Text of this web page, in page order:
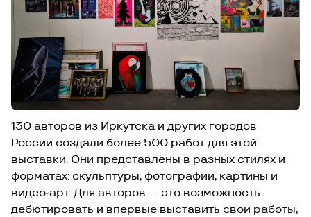
130 авторов из Иркутска и других городов
России создали более 500 работ для этой
выставки. Они представлены в разных стилях и
форматах: скульптуры, фотографии, картины и
видео-арт. Для авторов — это возможность
дебютировать и впервые выставить свои работы,